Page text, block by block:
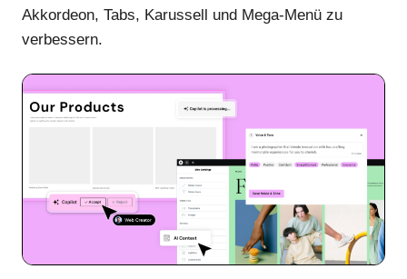
Akkordeon, Tabs, Karussell und Mega-Menü zu
verbessern.